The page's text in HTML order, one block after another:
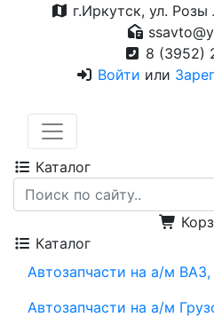
г.Иркутск, ул.
8 (3952)
Войти или
Каталог
Каталог
Автозапчасти на а/м
Автозапчасти на а/м